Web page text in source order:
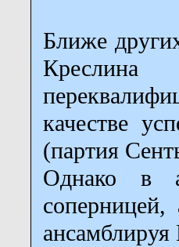
Ближе
качестве
(партия
Однако в